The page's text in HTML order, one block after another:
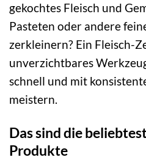
gekochtes Fleisch und
Pasteten oder andere
zerkleinern? Ein Fleisch-
unverzichtbares
schnell und mit
meistern.
Das sind die
Produkte